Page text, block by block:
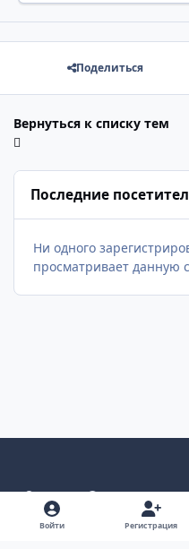
Поделиться
Вернуться к списку тем
Последние
Ни одного
просматривает данную
Светлый режим
Темный режим
Как в системе
Войти Регистрация